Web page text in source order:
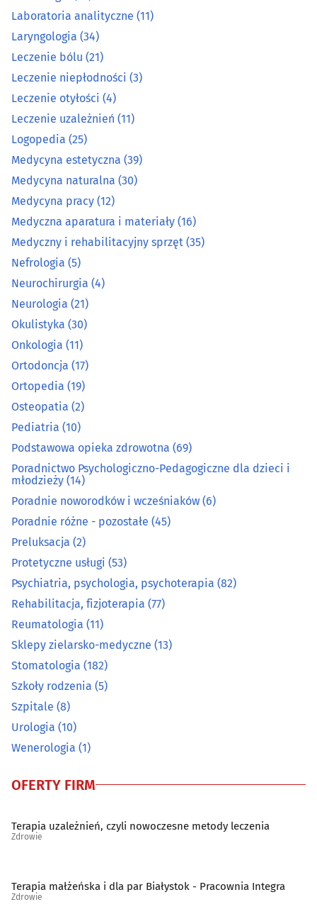
Laryngologia (34)
Leczenie bólu (21)
Leczenie niepłodności
Leczenie otyłości
Leczenie uzależnień (11)
Logopedia (25)
Medycyna estetyczna(39)
Medycyna naturalna
Medycyna pracy
Medyczna aparatura i materiały
Medyczny i rehabilitacyjny sprzęt
Nefrologia(5)
Neurochirurgia(4)
Neurologia(21)
Okulistyka (30)
Onkologia
Ortodoncja(17)
Ortopedia(19)
Osteopatia (2)
Pediatria(10)
Podstawowa opieka zdrowotna
Poradnictwo Psychologiczno-Pedagogiczne dla dzieci i
Poradnie noworodków i wcześniaków
Laboratoria analityczne (11)
Laryngologia (34)
Leczenie bólu (21)
Leczenie niepłodności (3)
Leczenie otyłości (4)
Leczenie uzależnień (11)
Logopedia (25)
Medycyna estetyczna (39)
Medycyna naturalna (30)
Medycyna pracy (12)
Medyczna aparatura i materiały (16)
Medyczny i rehabilitacyjny sprzęt (35)
Nefrologia (5)
Neurochirurgia (4)
Neurologia (21)
Okulistyka (30)
Onkologia (11)
Ortodoncja (17)
Ortopedia (19)
Osteopatia (2)
Pediatria (10)
Podstawowa opieka zdrowotna (69)
Poradnictwo Psychologiczno-Pedagogiczne dla dzieci i
młodzieży (14)
Poradnie noworodków i wcześniaków (6)
Poradnie różne - pozostałe (45)
Preluksacja (2)
Protetyczne usługi (53)
Psychiatria, psychologia, psychoterapia (82)
Rehabilitacja, fizjoterapia (77)
Reumatologia (11)
Sklepy zielarsko-medyczne (13)
Stomatologia (182)
Szkoły rodzenia (5)
Szpitale (8)
Urologia (10)
Wenerologia (1)
OFERTY FIRM
Terapia uzależnień, czyli nowoczesne metody leczenia
Zdrowie
Terapia małżeńska i dla par Białystok - Pracownia Integra
Zdrowie